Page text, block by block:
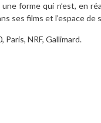
forme qui n’est, en
ses films et l’espace de
Paris, NRF, Gallimard.